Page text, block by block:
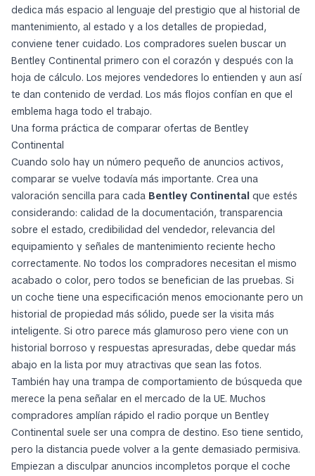
dedica más espacio al lenguaje del prestigio que al historial de
mantenimiento, al estado y a los detalles de propiedad,
conviene tener cuidado. Los compradores suelen buscar un
Bentley Continental primero con el corazón y después con la
hoja de cálculo. Los mejores vendedores lo entienden y aun así
te dan contenido de verdad. Los más flojos confían en que el
emblema haga todo el trabajo.
Una forma práctica de comparar ofertas de Bentley
Continental
Cuando solo hay un número pequeño de anuncios activos,
comparar se vuelve todavía más importante. Crea una
valoración sencilla para cada Bentley Continental que estés
considerando: calidad de la documentación, transparencia
sobre el estado, credibilidad del vendedor, relevancia del
equipamiento y señales de mantenimiento reciente hecho
correctamente. No todos los compradores necesitan el mismo
acabado o color, pero todos se benefician de las pruebas. Si
un coche tiene una especificación menos emocionante pero un
historial de propiedad más sólido, puede ser la visita más
inteligente. Si otro parece más glamuroso pero viene con un
historial borroso y respuestas apresuradas, debe quedar más
abajo en la lista por muy atractivas que sean las fotos.
También hay una trampa de comportamiento de búsqueda que
merece la pena señalar en el mercado de la UE. Muchos
compradores amplían rápido el radio porque un Bentley
Continental suele ser una compra de destino. Eso tiene sentido,
pero la distancia puede volver a la gente demasiado permisiva.
Empiezan a disculpar anuncios incompletos porque el coche